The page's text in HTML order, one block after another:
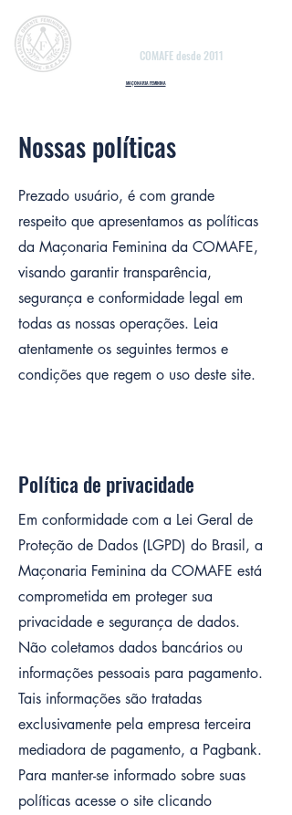
COMAFE desde 2011
MAÇONARIA FEMININA
Nossas políticas
Prezado usuário, é com grande
respeito que apresentamos as políticas
da Maçonaria Feminina da COMAFE,
visando garantir transparência,
segurança e conformidade legal em
todas as nossas operações. Leia
atentamente os seguintes termos e
condições que regem o uso deste site.
Política de privacidade
Em conformidade com a Lei Geral de
Proteção de Dados (LGPD) do Brasil, a
Maçonaria Feminina da COMAFE está
comprometida em proteger sua
privacidade e segurança de dados.
Não coletamos dados bancários ou
informações pessoais para pagamento.
Tais informações são tratadas
exclusivamente pela empresa terceira
mediadora de pagamento, a Pagbank.
Para manter-se informado sobre suas
políticas acesse o site clicando